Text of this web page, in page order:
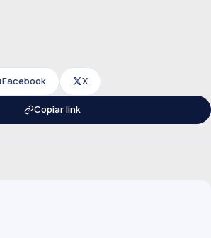
Facebook X
Copiar link